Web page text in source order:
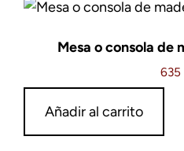
Mesa o consola de
635
Añadir al carrito